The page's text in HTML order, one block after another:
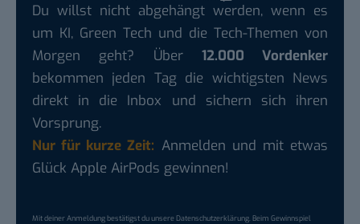
Du willst nicht abgehängt werden, wenn es
um KI, Green Tech und die Tech-Themen von
Morgen geht? Über 12.000 Vordenker
bekommen jeden Tag die wichtigsten News
direkt in die Inbox und sichern sich ihren
Vorsprung.
Nur für kurze Zeit: Anmelden und mit etwas
Glück Apple AirPods gewinnen!
Mit deiner Anmeldung bestätigst du unsereDatenschutzerklärung. Beim Gewinnspiel